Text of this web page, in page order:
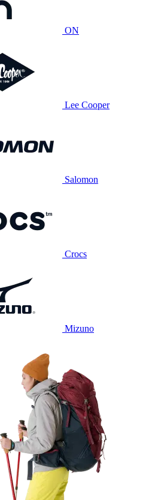
ON
Lee Cooper
Salomon
Crocs
Mizuno